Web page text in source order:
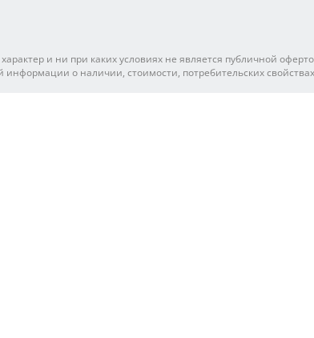
и ни при каких условиях не является публичной
о наличии, стоимости, потребительских